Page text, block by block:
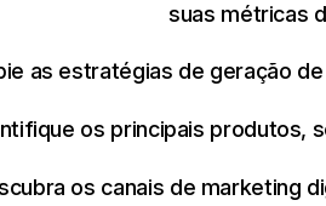
suas métricas
as estratégias de geração
os principais produtos,
os canais de marketing